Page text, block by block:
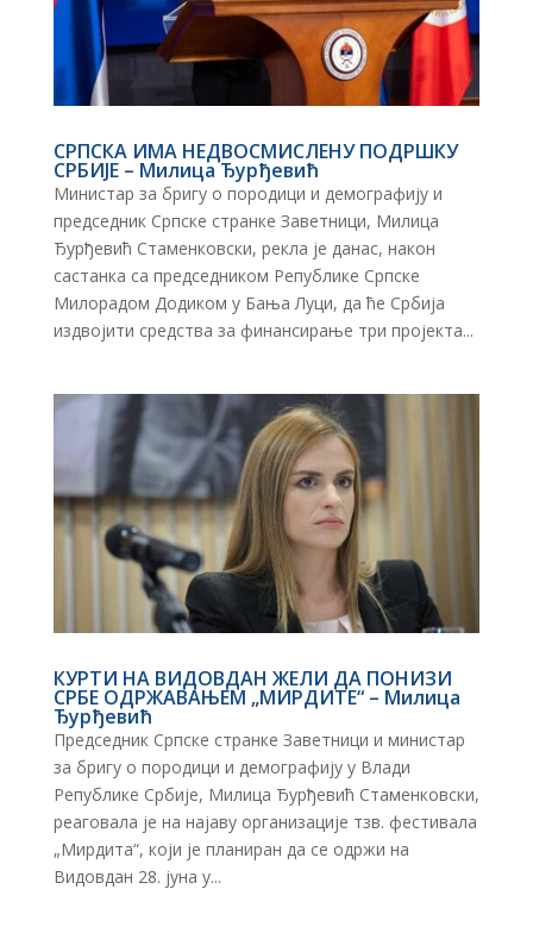
СРПСКА ИМА НЕДВОСМИСЛЕНУ ПОДРШКУ
СРБИЈЕ – Милица Ђурђевић
Министар за бригу о породици и демографију и
председник Српске странке Заветници, Милица
Ђурђевић Стаменковски, рекла је данас, након
састанка са председником Републике Српске
Милорадом Додиком у Бања Луци, да ће Србија
издвојити средства за финансирање три пројекта...
КУРТИ НА ВИДОВДАН ЖЕЛИ ДА ПОНИЗИ
СРБЕ ОДРЖАВАЊЕМ „МИРДИТЕ“ – Милица
Ђурђевић
Председник Српске странке Заветници и министар
за бригу о породици и демографију у Влади
Републике Србије, Милица Ђурђевић Стаменковски,
реаговала је на најаву организације тзв. фестивала
„Мирдита“, који је планиран да се одржи на
Видовдан 28. јуна у...